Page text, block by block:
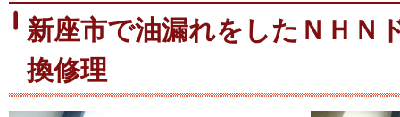
新座市で油漏れをしたＮＨＮ
換修理